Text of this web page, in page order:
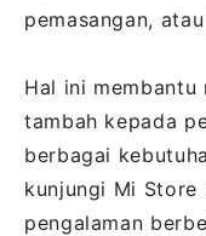
pemasangan,
Hal ini membantu
tambah kepada
berbagai
kunjungi Mi Store
pengalaman